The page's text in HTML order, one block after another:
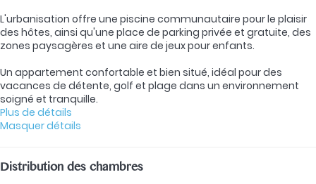
L'urbanisation offre une piscine communautaire pour le plaisir
des hôtes, ainsi qu'une place de parking privée et gratuite, des
zones paysagères et une aire de jeux pour enfants.
Un appartement confortable et bien situé, idéal pour des
vacances de détente, golf et plage dans un environnement
soigné et tranquille.
Plus de détails
Masquer détails
Distribution des chambres